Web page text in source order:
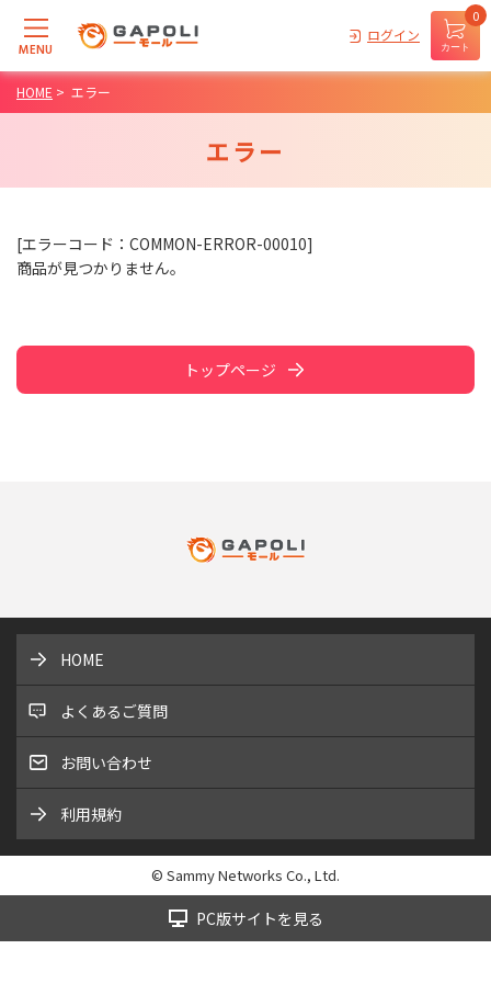
MENU
ログイン
カート
0
HOME > エラー
エラー
[エラーコード：COMMON-ERROR-00010]
商品が見つかりません。
トップページ
HOME
よくあるご質問
お問い合わせ
利用規約
© Sammy Networks Co., Ltd.
PC版サイトを見る